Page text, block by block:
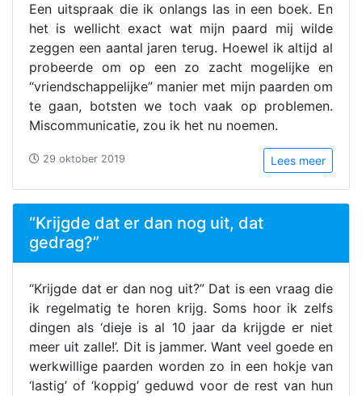
Een uitspraak die ik onlangs las in een boek. En
het is wellicht exact wat mijn paard mij wilde
zeggen een aantal jaren terug. Hoewel ik altijd al
probeerde om op een zo zacht mogelijke en
“vriendschappelijke” manier met mijn paarden om
te gaan, botsten we toch vaak op problemen.
Miscommunicatie, zou ik het nu noemen.
Lees meer
29 oktober 2019
“Krijgde dat er dan nog uit, dat
gedrag?”
“Krijgde dat er dan nog uit?” Dat is een vraag die
ik regelmatig te horen krijg. Soms hoor ik zelfs
dingen als ‘dieje is al 10 jaar da krijgde er niet
meer uit zalle!’. Dit is jammer. Want veel goede en
werkwillige paarden worden zo in een hokje van
‘lastig’ of ‘koppig’ geduwd voor de rest van hun